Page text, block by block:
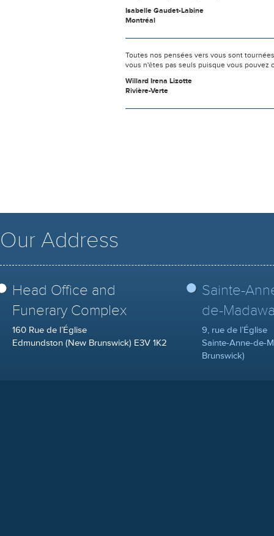
Isabelle Gaudet-Labine
Montréal
Toutes nos pensées vers vous sont
vous n'êtes pas seuls puisque vous pouvez
Willard Irena Lizotte
Rivière-Verte
Our Address
Head Office and
Funerary Complex
160 Rue de l’Église
Edmundston (New Brunswick) E3V 1K2
Sainte-
de-
9, rue de l’Église
Sainte-Anne-de-
Brunswick)